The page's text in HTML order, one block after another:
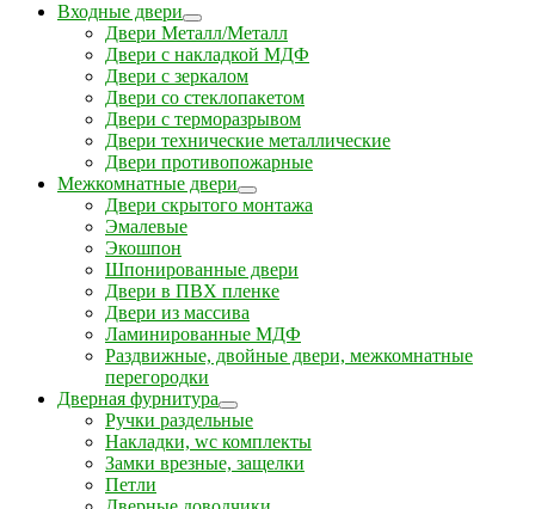
Входные двери
Двери Металл/Металл
Двери с накладкой МДФ
Двери с зеркалом
Двери со стеклопакетом
Двери с терморазрывом
Двери технические металлические
Двери противопожарные
Межкомнатные двери
Двери скрытого монтажа
Эмалевые
Экошпон
Шпонированные двери
Двери в ПВХ пленке
Двери из массива
Ламинированные МДФ
Раздвижные, двойные двери, межкомнатные
перегородки
Дверная фурнитура
Ручки раздельные
Накладки, wc комплекты
Замки врезные, защелки
Петли